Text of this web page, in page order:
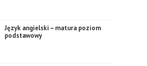
Język angielski – matura poziom
podstawowy